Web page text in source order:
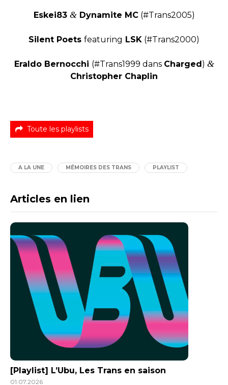
Eskei83 &Dynamite MC(#Trans2005)
Silent Poets featuring LSK (#Trans2000)
Eraldo Bernocchi (#Trans1999 dans Charged) &
Christopher Chaplin
Toute les playlists
A LA UNE MÉMOIRES DES TRANS PLAYLIST
Articles en lien
[Playlist] L’Ubu, Les Trans en saison
01.07.2026